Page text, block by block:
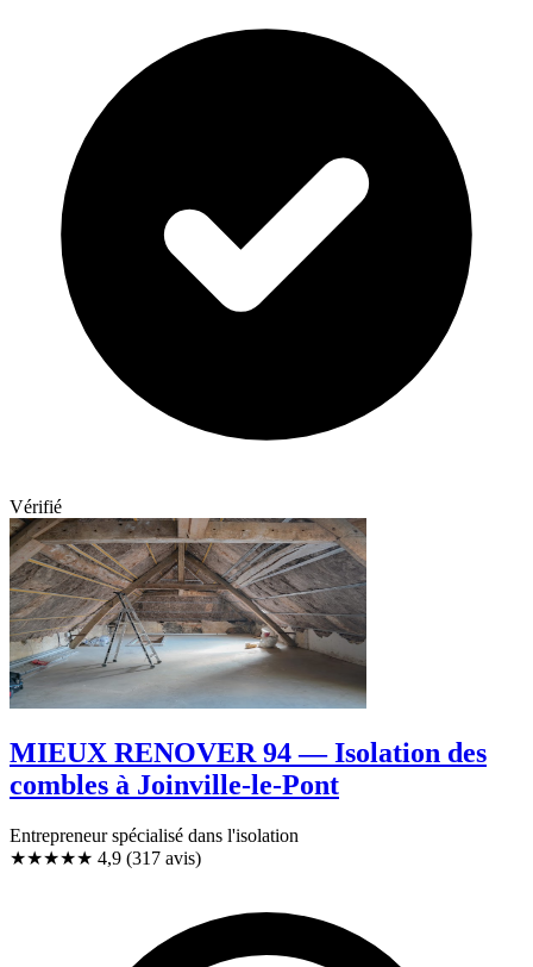
Vérifié
MIEUX RENOVER 94 — Isolation des
combles à Joinville-le-Pont
Entrepreneur spécialisé dans l'isolation
★★★★★ 4,9 (317 avis)